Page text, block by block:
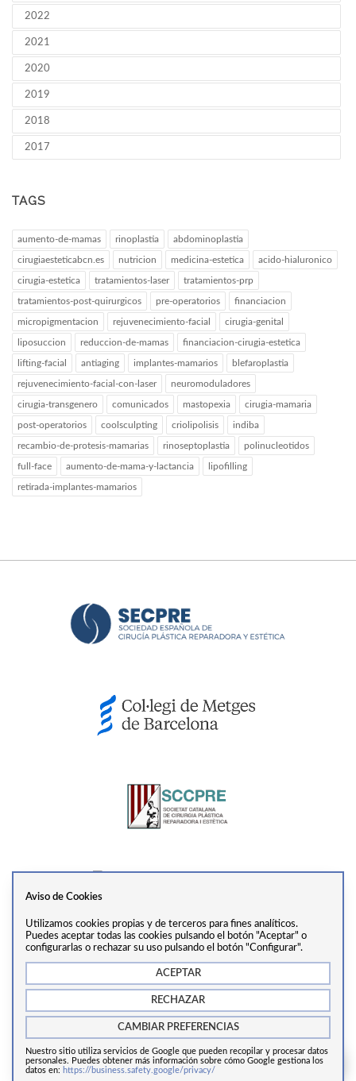
2022
2021
2020
2019
2018
2017
TAGS
aumento-de-mamas rinoplastia abdominoplastia
cirugiaesteticabcn.es nutricion medicina-estetica acido-hialuronico
cirugia-estetica tratamientos-laser tratamientos-prp
tratamientos-post-quirurgicos pre-operatorios financiacion
micropigmentacion rejuvenecimiento-facial cirugia-genital
liposuccion reduccion-de-mamas financiacion-cirugia-estetica
lifting-facial antiaging implantes-mamarios blefaroplastia
rejuvenecimiento-facial-con-laser neuromoduladores
cirugia-transgenero comunicados mastopexia cirugia-mamaria
post-operatorios coolsculpting criolipolisis indiba
recambio-de-protesis-mamarias rinoseptoplastia polinucleotidos
full-face aumento-de-mama-y-lactancia lipofilling
retirada-implantes-mamarios
Ver perfil
+34 938 55 31 68
281, 2ª Planta, 08017, Barcelona
Copyrights © 2024 Cirugía estética Barcelona.
Aviso legal / Política de cookies / Política de privacidad
Aviso de Cookies
Utilizamos cookies propias y de terceros para fines analíticos.
Puedes aceptar todas las cookies pulsando el botón "Aceptar" o
configurarlas o rechazar su uso pulsando el botón "Configurar".
Nuestro sitio utiliza servicios de Google que pueden recopilar y procesar datos
personales. Puedes obtener más información sobre cómo Google gestiona los
datos en: https://business.safety.google/privacy/
ACEPTAR
RECHAZAR
CAMBIAR PREFERENCIAS